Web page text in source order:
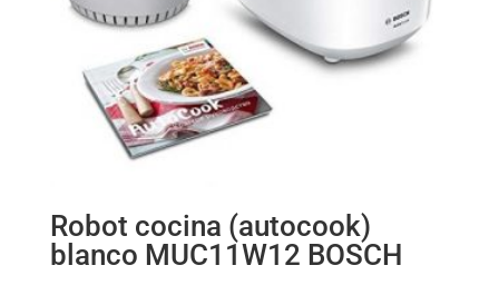
Robot cocina (autocook)
blanco MUC11W12 BOSCH